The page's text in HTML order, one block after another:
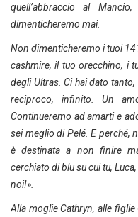
quell’abbraccio al
dimenticheremo mai.
Non dimenticheremo i tuoi
cashmire, il tuo orecchino, i
degli Ultras. Ci hai dato
reciproco, infinito. Un
Continueremo ad amarti e
sei meglio di Pelé. E perché,
è destinata a non finire
cerchiato di blu su cui tu,
noi!».
Alla moglie Cathryn, alle